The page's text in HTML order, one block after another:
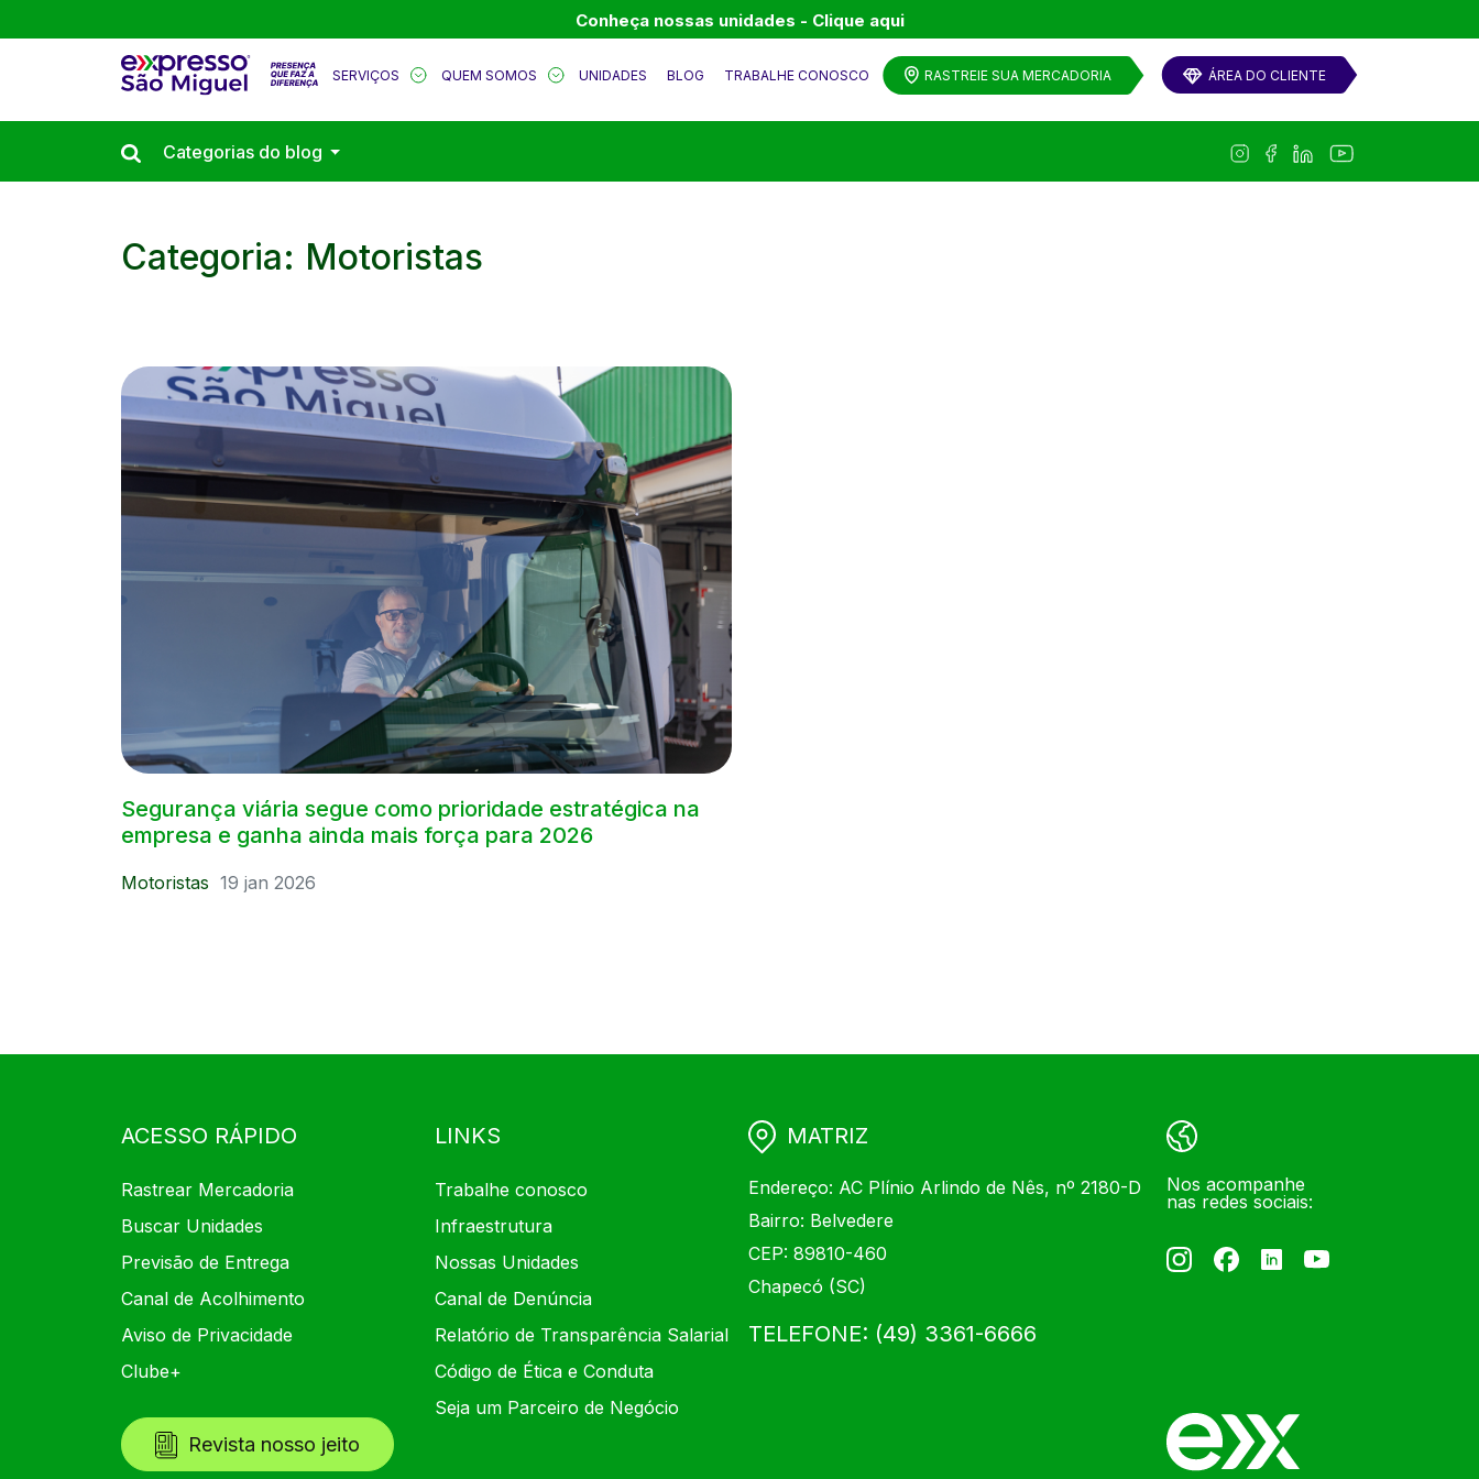
Conheça nossas unidades - Clique aqui
SERVIÇOS QUEM SOMOS UNIDADES BLOG TRABALHE CONOSCO RASTREIE SUA MERCADORIA ÁREA DO CLIENTE
Categorias do blog
Categoria: Motoristas
Segurança viária segue como prioridade estratégica na
empresa e ganha ainda mais força para 2026
Motoristas 19 jan 2026
ACESSO RÁPIDO
Rastrear Mercadoria
Buscar Unidades
Previsão de Entrega
Canal de Acolhimento
Aviso de Privacidade
Clube+
Revista nosso jeito
LINKS
Trabalhe conosco
Infraestrutura
Nossas Unidades
Canal de Denúncia
Relatório de Transparência Salarial
Código de Ética e Conduta
Seja um Parceiro de Negócio
MATRIZ
Endereço: AC Plínio Arlindo de Nês, nº 2180-D
Bairro: Belvedere
CEP: 89810-460
Chapecó (SC)
TELEFONE: (49) 3361-6666
Nos acompanhe
nas redes sociais: